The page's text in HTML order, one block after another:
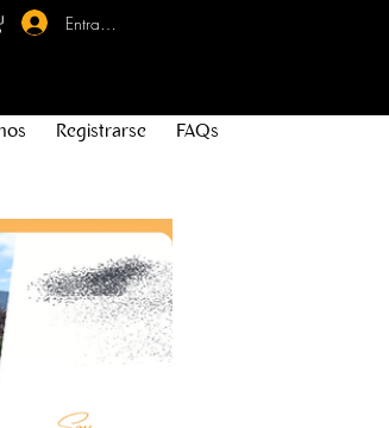
Entrar - Registro
Registrarse FAQs